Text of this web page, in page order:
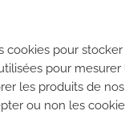
Le
pour
pour
les produits de nos
ou non les